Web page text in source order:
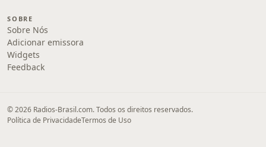
SOBRE
Sobre Nós
Adicionar emissora
Widgets
Feedback
© 2026 Radios-Brasil.com. Todos os direitos reservados.
Política de PrivacidadeTermos de Uso